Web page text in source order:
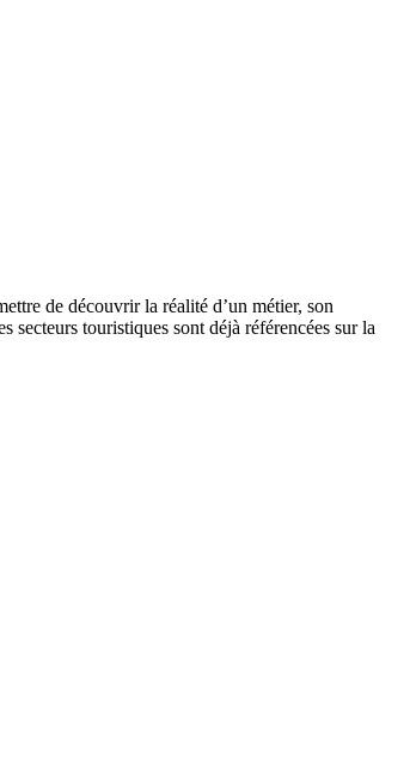
de découvrir la réalité d’un métier, son
secteurs touristiques sont déjà référencées sur la